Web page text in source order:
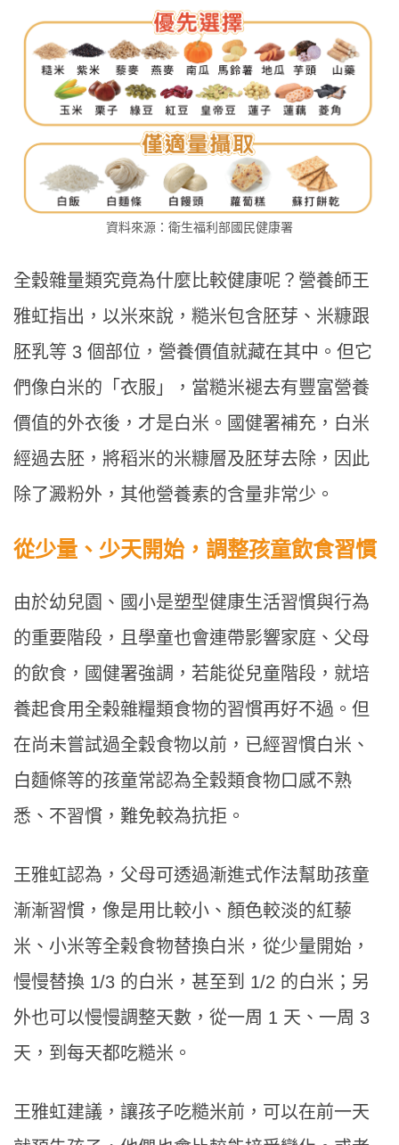
資料來源：衛生福利部國民健康署
全穀雜量類究竟為什麼比較健康呢？營養師王
雅虹指出，以米來說，糙米包含胚芽、米糠跟
胚乳等 3 個部位，營養價值就藏在其中。但它
們像白米的「衣服」，當糙米褪去有豐富營養
價值的外衣後，才是白米。國健署補充，白米
經過去胚，將稻米的米糠層及胚芽去除，因此
除了澱粉外，其他營養素的含量非常少。
從少量、少天開始，調整孩童飲食習慣
由於幼兒園、國小是塑型健康生活習慣與行為
的重要階段，且學童也會連帶影響家庭、父母
的飲食，國健署強調，若能從兒童階段，就培
養起食用全榖雜糧類食物的習慣再好不過。但
在尚未嘗試過全穀食物以前，已經習慣白米、
白麵條等的孩童常認為全穀類食物口感不熟
悉、不習慣，難免較為抗拒。
王雅虹認為，父母可透過漸進式作法幫助孩童
漸漸習慣，像是用比較小、顏色較淡的紅藜
米、小米等全榖食物替換白米，從少量開始，
慢慢替換 1/3 的白米，甚至到 1/2 的白米；另
外也可以慢慢調整天數，從一周 1 天、一周 3
天，到每天都吃糙米。
王雅虹建議，讓孩子吃糙米前，可以在前一天